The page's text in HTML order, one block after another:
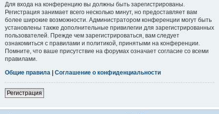
Для входа на конференцию вы должны быть зарегистрированы.
Регистрация занимает всего несколько минут, но предоставляет вам
более широкие возможности. Администратором конференции могут быть
установлены также дополнительные привилегии для зарегистрированных
пользователей. Прежде чем зарегистрироваться, вам следует
ознакомиться с правилами и политикой, принятыми на конференции.
Помните, что ваше присутствие на форумах означает согласие со всеми
правилами.
Общие правила | Соглашение о конфиденциальности
Регистрация